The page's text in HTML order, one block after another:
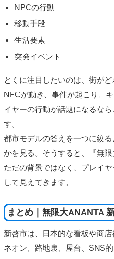
NPCの行動
移動手段
生活要素
突発イベント
とくに注目したいのは、街がど
NPCが動き、事件が起こり、
イヤーの行動が話題になるな
す。
都市モデルの答えを一つに絞
かを見る。そうすると、『無限
ただの背景ではなく、プレイ
して見えてきます。
まとめ｜無限大ANANTA
新啓市は、日本的な看板や商店
ネオン、路地裏、屋台、SNS